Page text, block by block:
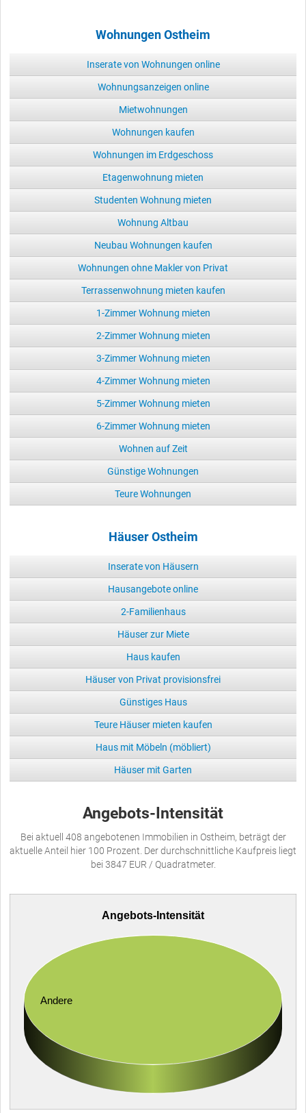
Wohnungen Ostheim
Inserate von Wohnungen online
Wohnungsanzeigen online
Mietwohnungen
Wohnungen kaufen
Wohnungen im Erdgeschoss
Etagenwohnung mieten
Studenten Wohnung mieten
Wohnung Altbau
Neubau Wohnungen kaufen
Wohnungen ohne Makler von Privat
Terrassenwohnung mieten kaufen
1-Zimmer Wohnung mieten
2-Zimmer Wohnung mieten
3-Zimmer Wohnung mieten
4-Zimmer Wohnung mieten
5-Zimmer Wohnung mieten
6-Zimmer Wohnung mieten
Wohnen auf Zeit
Günstige Wohnungen
Teure Wohnungen
Häuser Ostheim
Inserate von Häusern
Hausangebote online
2-Familienhaus
Häuser zur Miete
Haus kaufen
Häuser von Privat provisionsfrei
Günstiges Haus
Teure Häuser mieten kaufen
Haus mit Möbeln (möbliert)
Häuser mit Garten
Angebots-Intensität
Bei aktuell 408 angebotenen Immobilien in Ostheim, beträgt der
aktuelle Anteil hier 100 Prozent. Der durchschnittliche Kaufpreis liegt
bei 3847 EUR / Quadratmeter.
Angebots-Intensität
Andere